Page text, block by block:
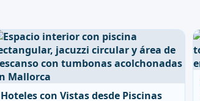
Hoteles con Vistas desde Piscinas